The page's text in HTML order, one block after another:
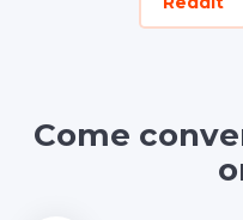
Come